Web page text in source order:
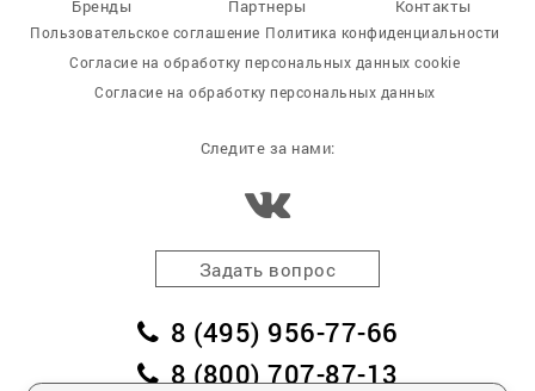
Бренды
Партнеры Контакты
Пользовательское соглашение Политика конфиденциальности
Согласие на обработку персональных данных cookie
Согласие на обработку персональных данных
Следите за нами:
Задать вопрос
8 (495) 956-77-66
8 (800) 707-87-13